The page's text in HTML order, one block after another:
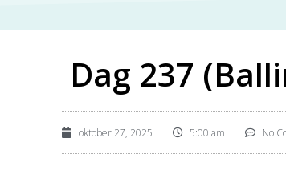
Dag 237
oktober 27, 2025 5:00 am No